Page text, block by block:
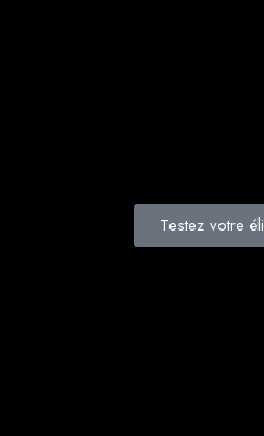
Testez votre